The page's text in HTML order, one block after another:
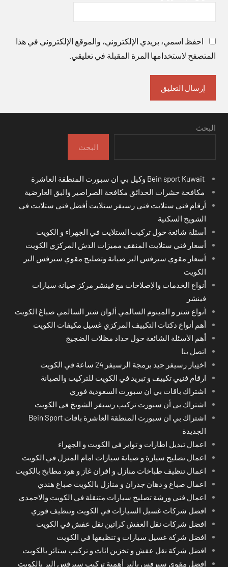
احفظ اسمي، بريدي الإلكتروني، والموقع الإلكتروني في هذا
المتصفح لاستخدامها المرة المقبلة في تعليقي.
البحث
البحث
مكافحة حشرات الحدائق مكافحة الصراصير والبق العارضية
أرقام فني ستلايت فني رسيفر ستلايت أفضل فني ستلايت في
الشويخ السكنية
أسئلة شائعة حول تركيب الستلايت في الجهراء و الكويت
أسعار فني ستلايت المنقف مميزات الدش المركزي الكويت
أسعار مقوي سيرفس البر صيانة وتصليح مقوي سيرفس البر
الكويت
أنواع الخدمات والإصلاحات مع فينشر مركز صيانة سيارات
فينشر
أنواع شتر و المينوم السالمي ألوان شتر السالمي صباغ الكويت
أهم أنواع دكتات التكييف المركزي غسيل مكيفات الكويت
أهم الأسئلة الشائعة حول حداد مظلات الضجيج
اتصل بنا
اختِيار رسيفر جيد برمجة الرسيفر 24 ساعة في الكويت
ارقام فنيي تكييف و تبريد في الكويت للتركيب والصيانة
اشتراك باقات بي ان سبورت السعودية فوري
اشتراك بي أن سبورت تركيب رسيفر الشويخ في الكويت
اشتراك بي ان سبورت المنطقة العاشرة باقات Bein Sport
الجديدة
اعمال تبديل اطارات و تواير في الكويت و الجهراء
اعمال تصليح سيارة و صيانة سيارات امام المنزل في الكويت
اعمال تنظيف طباخات منازل و افران غاز و هود مطابخ بالكويت
اعمال صباغ و دهان جدران و منازل بالكويت صباغ هندي
اعمال فني ورشة تصليح سيارات متنقلة في الكويت والاحمدي
افضل شركات غسيل السيارات في الكويت وتنظيف فوري
افضل شركات نقل العفش كراتين نقل عفش في الكويت
افضل شركة غسيل سيارات و تنظيفها في الكويت
افضل شركة نقل عفش و تخزين اثاث و تركيب ستائر بالكويت
افضل مقوي سيرفس بالبر أهمية تركيب سيرفس البر بالكويت